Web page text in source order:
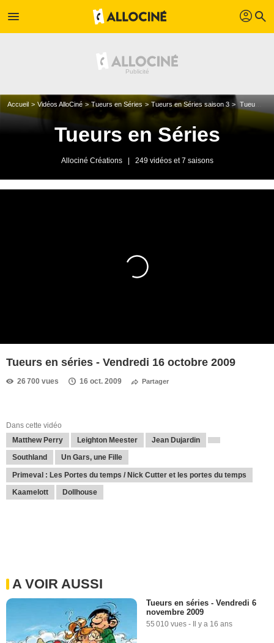
menu profil search
Accueil Vidéos AlloCiné Tueurs en Séries Tueurs en Séries saison 3 Tueurs en séries - Vendredi 16 octobre 2009
Tueurs en Séries
Allociné Créations 249 vidéos et 7 saisons
Tueurs en séries - Vendredi 16 octobre 2009
26 700 vues 16 oct. 2009 Partager
Dans cette vidéo
Matthew Perry
Leighton Meester Jean Dujardin
Southland Un Gars, une Fille
Primeval : Les Portes du temps / Nick Cutter et les portes du temps
Kaamelott Dollhouse
A VOIR AUSSI
Tueurs en séries - Vendredi 6
novembre 2009
55 010 vues - Il y a 16 ans